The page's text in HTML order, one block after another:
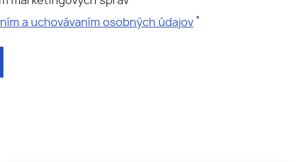
a uchovávaním osobných údajov *